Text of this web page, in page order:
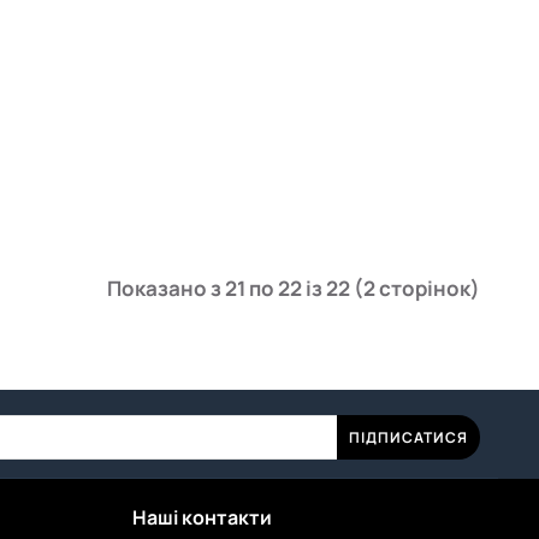
Показано з 21 по 22 із 22 (2 сторінок)
ПІДПИСАТИСЯ
Наші контакти